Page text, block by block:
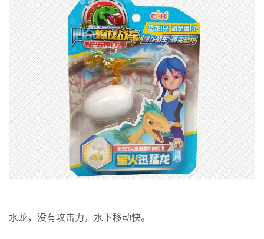
水龙，没有攻击力，水下移动快。